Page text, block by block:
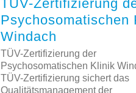
TÜV-Zertifizierung
Psychosomatischen
Windach
TÜV-Zertifizierung der
Psychosomatischen Klinik
TÜV-Zertifizierung sichert das
Qualitätsmanagement der